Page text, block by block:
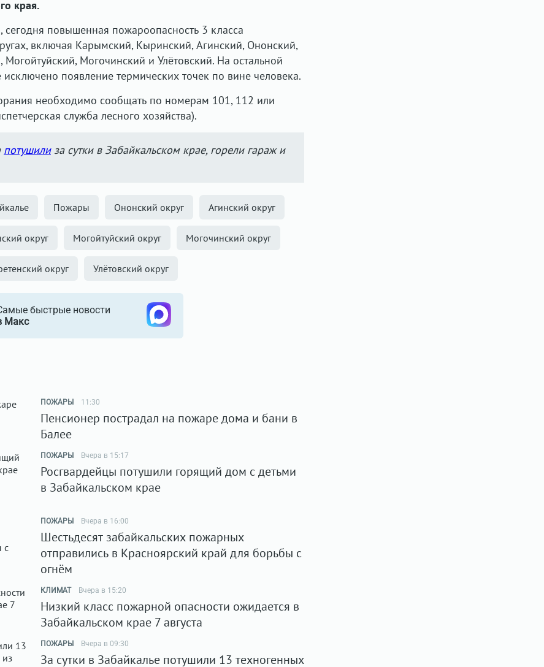
края.
повышенная пожароопасность 3 класса
включая Карымский, Кыринский, Агинский, Ононский,
Могочинский и Улётовский. На остальной
появление термических точек по вине человека.
необходимо сообщать по номерам 101, 112 или
служба лесного хозяйства).
потушилиза сутки в Забайкальском крае, горели гараж и
Пожары Ононский округ Агинский округ
округ Могойтуйский округ Могочинский округ
округ Улётовский округ
быстрые новости
Макс
ПОЖАРЫ 11:30
Пенсионер пострадал на пожаре дома и бани в
Балее
ПОЖАРЫ Вчера в 15:17
Росгвардейцы потушили горящий дом с детьми
в Забайкальском крае
ПОЖАРЫ Вчера в 16:00
Шестьдесят забайкальских пожарных
отправились в Красноярский край для борьбы с
огнём
КЛИМАТ Вчера в 15:20
Низкий класс пожарной опасности ожидается в
Забайкальском крае 7 августа
ПОЖАРЫ Вчера в 09:30
За сутки в Забайкалье потушили 13 техногенных